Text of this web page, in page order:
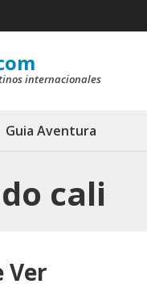
internacionales
Guia Aventura
cali
Ver